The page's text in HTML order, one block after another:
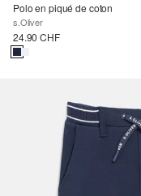
Polo en piqué de coton
s.Oliver
24.90 CHF